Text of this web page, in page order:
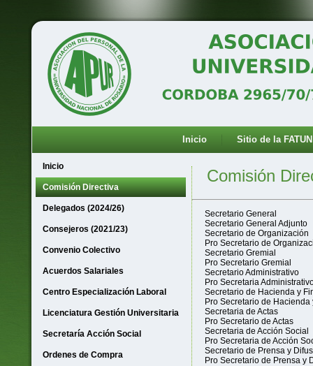
Inicio Sitio de la FATUN
Inicio
Comisión Directiva
Delegados (2024/26)
Consejeros (2021/23)
Convenio Colectivo
Acuerdos Salariales
Centro Especialización Laboral
Licenciatura Gestión Universitaria
Secretaría Acción Social
Ordenes de Compra
Comisión
Secretario General
Secretario General Adjunto
Secretario de Organización
Pro Secretario de
Secretario Gremial
Pro Secretario Gremial
Secretario Administrativo
Pro Secretaria
Secretario de Hacienda y
Pro Secretario de Hacienda
Secretaria de Actas
Pro Secretario de Actas
Secretaria de Acción Social
Pro Secretaria de Acción
Secretario de Prensa y
Pro Secretario de Prensa y